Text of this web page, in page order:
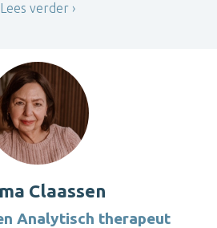
Lees verder
Claassen
Analytisch therapeut